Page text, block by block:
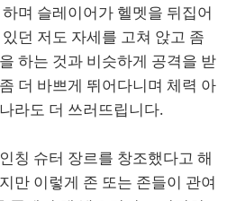
며 슬레이어가 헬멧을 뒤집어
던 저도 자세를 고쳐 앉고 좀
하는 것과 비슷하게 공격을 받
더 바쁘게 뛰어다니며 체력 아
라도 더 쓰러뜨립니다.
칭 슈터 장르를 창조했다고 해
만 이렇게 존 또는 존들이 관여